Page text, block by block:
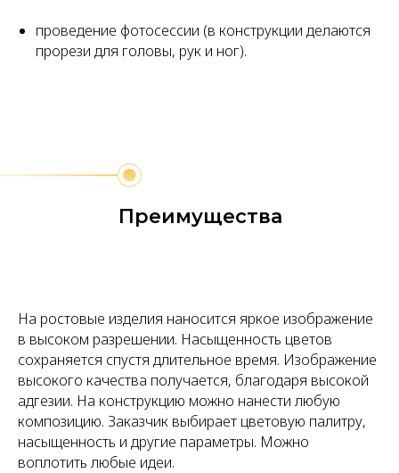
проведение фотосессии (в конструкции делаются
прорези для головы, рук и ног).
Преимущества
На ростовые изделия наносится яркое изображение
в высоком разрешении. Насыщенность цветов
сохраняется спустя длительное время. Изображение
высокого качества получается, благодаря высокой
адгезии. На конструкцию можно нанести любую
композицию. Заказчик выбирает цветовую палитру,
насыщенность и другие параметры. Можно
воплотить любые идеи.